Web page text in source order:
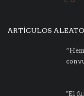
ARTÍCULOS
"El